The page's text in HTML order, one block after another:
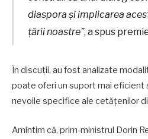
diaspora și implicarea
țării noastre”, a spus
În discuții, au fost analizate
poate oferi un suport mai eficient
nevoile specifice ale cetățenilor
Amintim că, prim-ministrul Dorin